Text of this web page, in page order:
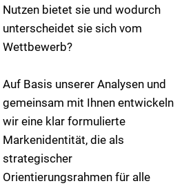
Nutzen bietet sie und wodurch
unterscheidet sie sich vom
Wettbewerb?
Auf Basis unserer Analysen und
gemeinsam mit Ihnen entwickeln
wir eine klar formulierte
Markenidentität, die als
strategischer
Orientierungsrahmen für alle